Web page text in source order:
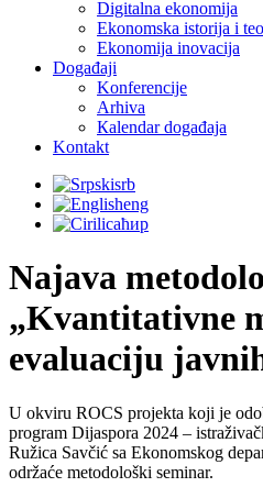
Digitalna ekonomija
Ekonomska istorija i
Ekonomija inovacija
Događaji
Konferencije
Arhiva
Кalendar događaja
Kontakt
srb
eng
ћир
Najava
„Kvantitativne
evaluaciju
U okviru ROCS projekta koji je
program Dijaspora 2024 –
Ružica Savčić sa Ekonomskog
održaće metodološki seminar.